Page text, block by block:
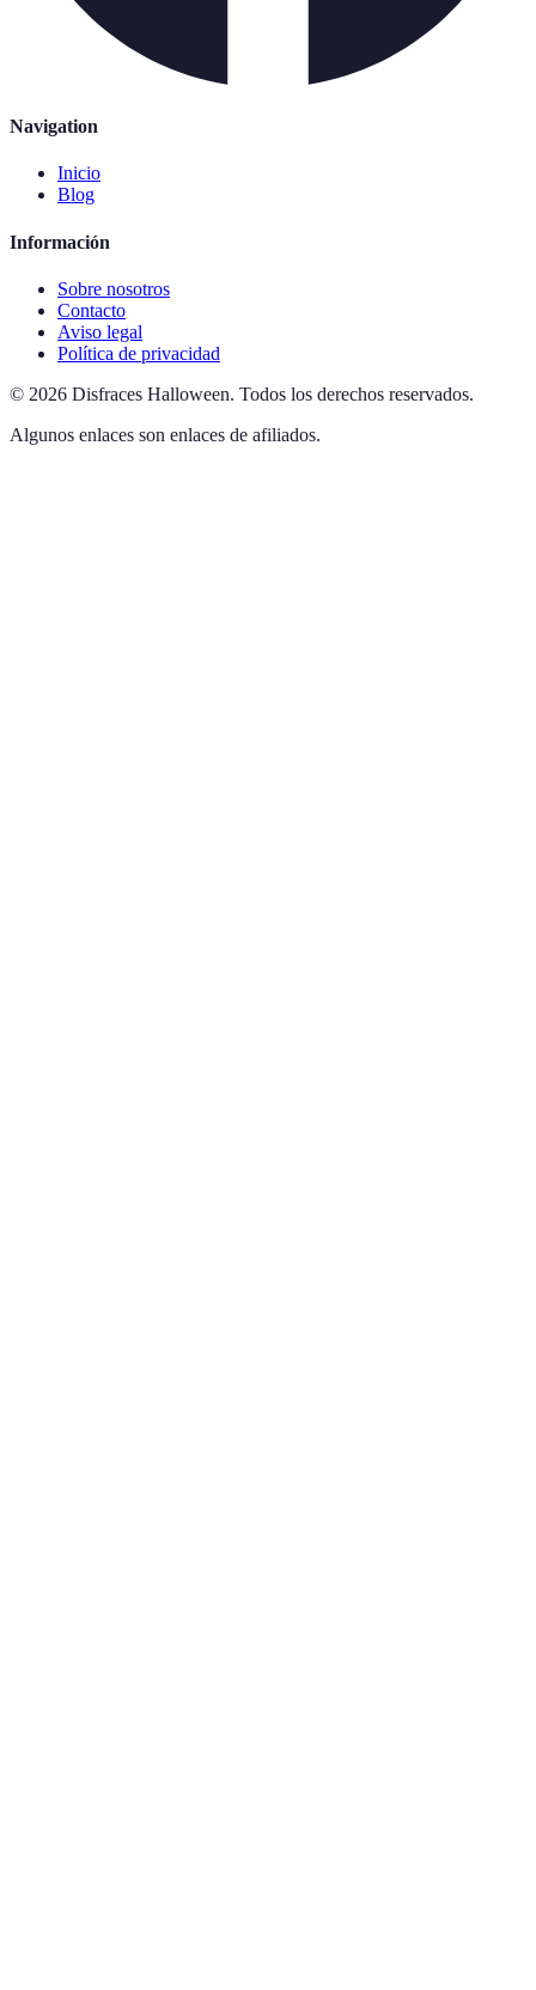
Navigation
Inicio
Blog
Información
Sobre nosotros
Contacto
Aviso legal
Política de privacidad
© 2026 Disfraces Halloween. Todos los derechos reservados.
Algunos enlaces son enlaces de afiliados.